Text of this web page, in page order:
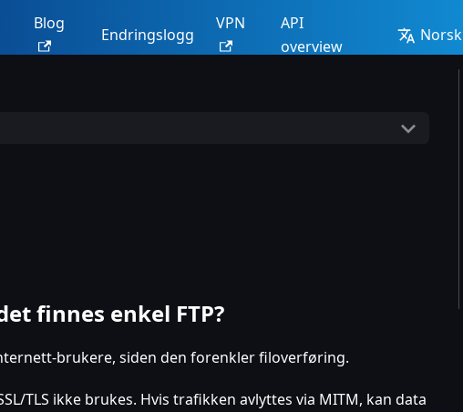
Blog
Endringslogg
VPN
API
overview
Norsk
finnes enkel FTP?
brukere, siden den forenkler filoverføring.
TLS ikke brukes. Hvis trafikken avlyttes via MITM, kan data